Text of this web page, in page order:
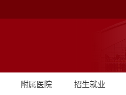
附属医院 招生就业